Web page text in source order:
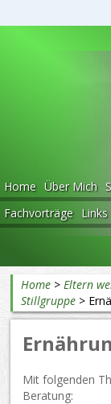
Home Über Mich
Fachvorträge Links
Home >Eltern
Stillgruppe >
Mit folgenden
Beratung: